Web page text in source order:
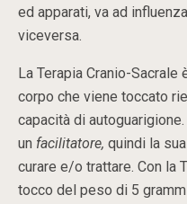
ed apparati, va ad
viceversa.
La Terapia Cranio-Sacrale
corpo che viene toccato
capacità di
un facilitatore, quindi la
curare e/o trattare. Con la
tocco del peso di 5